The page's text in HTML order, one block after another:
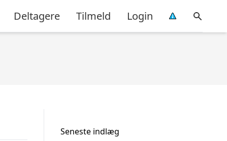
Deltagere Tilmeld Login
Seneste indlæg